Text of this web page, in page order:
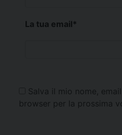
La tua email*
Salva il mio nome,
browser per la prossima